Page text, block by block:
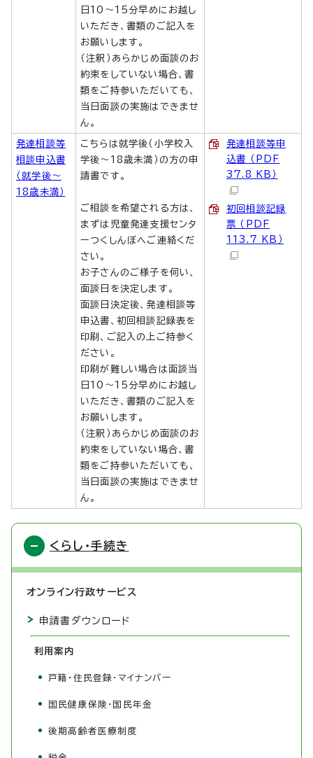
日10～15分早めにお越し
いただき、書類のご記入を
お願いします。
（注釈）あらかじめ面談のお
約束をしていない場合、書
類をご持参いただいても、
当日面談の実施はできませ
ん。
発達相談等
相談申込書
（就学後～
18歳未満）
こちらは就学後（小学校入
学後～18歳未満）の方の申
請書です。
ご相談を希望される方は、
まずは児童発達支援センタ
ーつくしんぼへご連絡くだ
さい。
お子さんのご様子を伺い、
面談日を決定します。
面談日決定後、発達相談等
申込書、初回相談記録表を
印刷、ご記入の上ご持参く
ださい。
印刷が難しい場合は面談当
日10～15分早めにお越し
いただき、書類のご記入を
お願いします。
（注釈）あらかじめ面談のお
約束をしていない場合、書
類をご持参いただいても、
当日面談の実施はできませ
ん。
発達相談等申
込書 （PDF
37.8 KB）
初回相談記録
票 （PDF
113.7 KB）
くらし・手続き
オンライン行政サービス
申請書ダウンロード
利用案内
戸籍・住民登録・マイナンバー
国民健康保険・国民年金
後期高齢者医療制度